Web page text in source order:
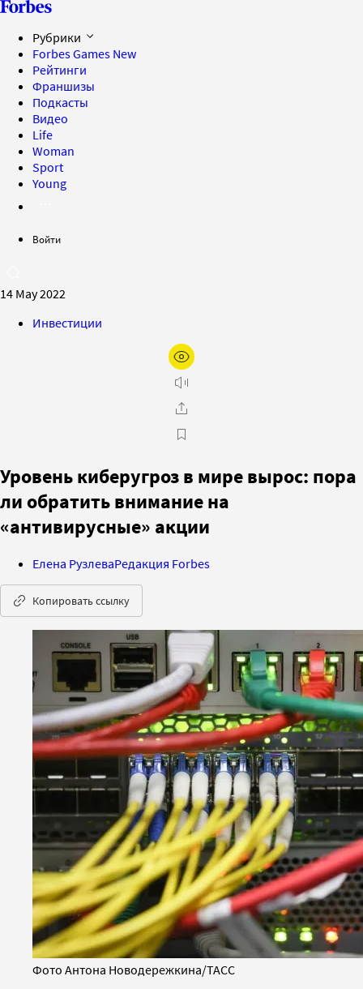
Рубрики
Forbes Games New
Рейтинги
Франшизы
Подкасты
Видео
Life
Woman
Sport
Young
Войти
14 May 2022
Инвестиции
Уровень киберугроз в мире вырос: пора
ли обратить внимание на
«антивирусные» акции
Елена РузлеваРедакция Forbes
Копировать ссылку
Фото Антона Новодережкина/ТАСС